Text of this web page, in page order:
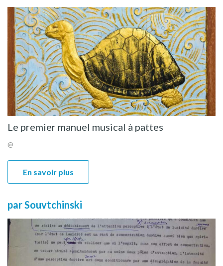
Le premier manuel musical à pattes
@
En savoir plus
par Souvtchinski